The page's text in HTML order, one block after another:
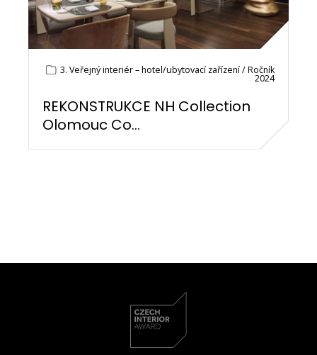
3. Veřejný interiér – hotel/ubytovací zařízení / Ročník
2024
REKONSTRUKCE NH Collection
Olomouc Co...